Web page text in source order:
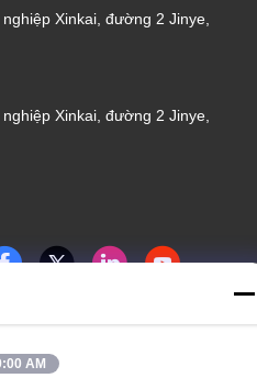
Xinkai, đường 2 Jinye,
Xinkai, đường 2 Jinye,
Co., Ltd. . Đã đăng ký Bản
AM